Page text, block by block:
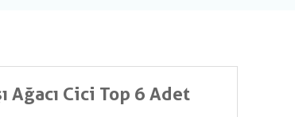
Ağacı Cici Top 6 Adet